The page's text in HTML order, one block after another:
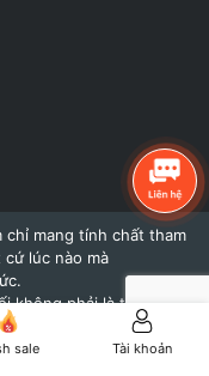
chỉ mang tính chất tham
lúc nào mà
không phải là thuốc và
tùy thuộc vào cơ địa,
sale Tài khoản